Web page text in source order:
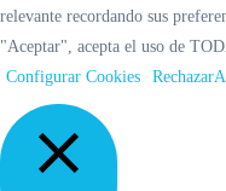
relevante recordando sus
"Aceptar", acepta el uso de
Configurar Cookies
Rechazar